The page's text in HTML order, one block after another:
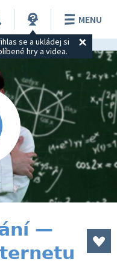
se a ukládej si
hry a videa.
MENU
—